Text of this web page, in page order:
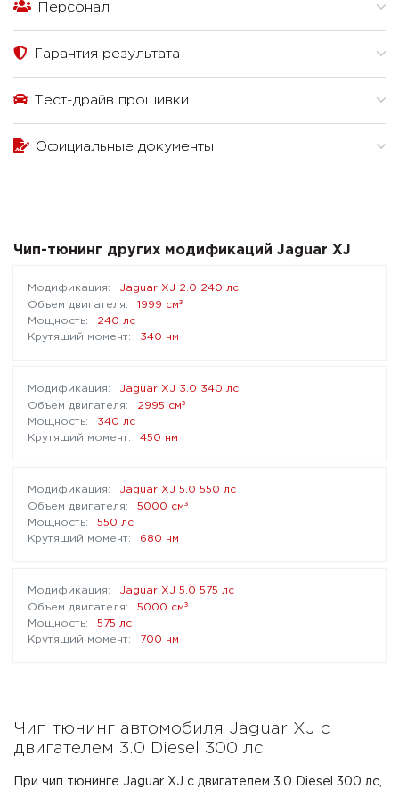
Персонал
Гарантия результата
Тест-драйв прошивки
Официальные документы
Чип-тюнинг других модификаций Jaguar XJ
Jaguar XJ 2.0 240 лс
1999 см³
240 лс
340 нм
Jaguar XJ 3.0 340 лс
2995 см³
340 лс
450 нм
Jaguar XJ 5.0 550 лс
5000 см³
550 лс
680 нм
Jaguar XJ 5.0 575 лс
5000 см³
575 лс
700 нм
Чип тюнинг автомобиля Jaguar XJ с
двигателем 3.0 Diesel 300 лс
При чип тюнинге Jaguar XJ с двигателем 3.0 Diesel 300 лс,